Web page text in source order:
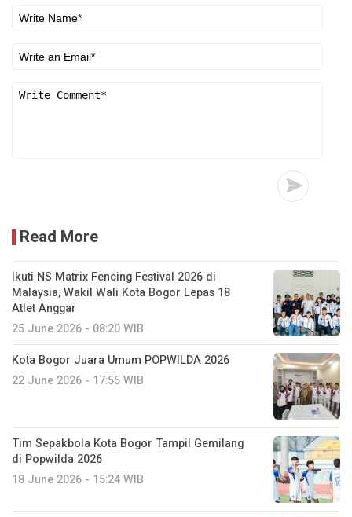
Read More
Ikuti NS Matrix Fencing Festival 2026 di
Malaysia, Wakil Wali Kota Bogor Lepas 18
Atlet Anggar
25 June 2026 - 08:20 WIB
​Kota Bogor Juara Umum POPWILDA 2026
22 June 2026 - 17:55 WIB
Tim Sepakbola Kota Bogor Tampil Gemilang
di Popwilda 2026
18 June 2026 - 15:24 WIB